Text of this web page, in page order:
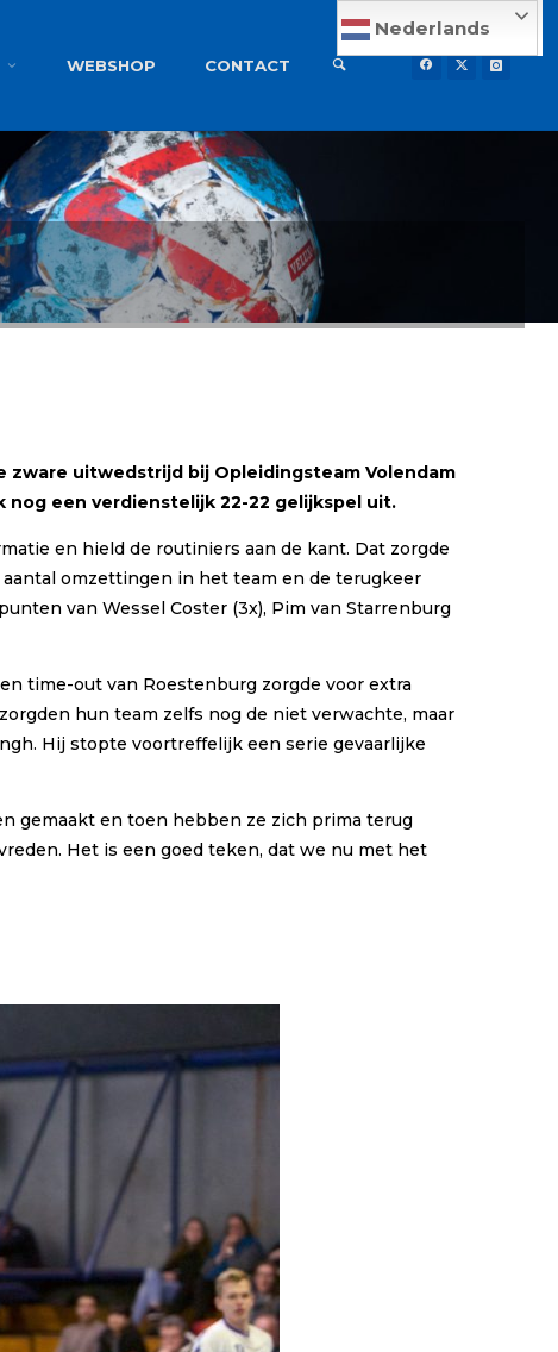
WEBSHOP CONTACT
Nederlands
zware uitwedstrijd bij Opleidingsteam Volendam
nog een verdienstelijk 22-22 gelijkspel uit.
en hield de routiniers aan de kant. Dat zorgde
omzettingen in het team en de terugkeer
van Wessel Coster (3x), Pim van Starrenburg
time-out van Roestenburg zorgde voor extra
hun team zelfs nog de niet verwachte, maar
Hij stopte voortreffelijk een serie gevaarlijke
gemaakt en toen hebben ze zich prima terug
Het is een goed teken, dat we nu met het